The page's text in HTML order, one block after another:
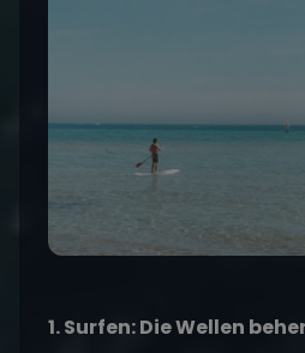
1. Surfen: Die Wellen